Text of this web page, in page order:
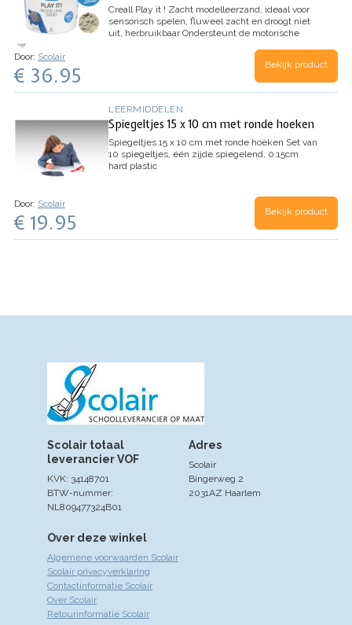
Creall Play it ! Zacht modelleerzand, ideaal voor
sensorisch spelen, fluweel zacht en droogt niet
uit, herbruikbaarOndersteunt de motorische
Door: Scolair
€ 36.95 Bekijk product
LEERMIDDELEN
Spiegeltjes 15 x 10 cm met ronde hoeken
Spiegeltjes 15 x 10 cm met ronde hoeken Set van
10 spiegeltjes, één zijde spiegelend, 0.15cm
hard plastic
Door: Scolair
€ 19.95 Bekijk product
Over deze winkel
Algemene voorwaarden Scolair
Scolair privacyverklaring
Contactinformatie Scolair
Over Scolair
Retourinformatie Scolair
Adres
Scolair
Bingerweg 2
2031AZ Haarlem
Scolair totaal
leverancier VOF
KVK: 34148701
BTW-nummer:
NL809477324B01